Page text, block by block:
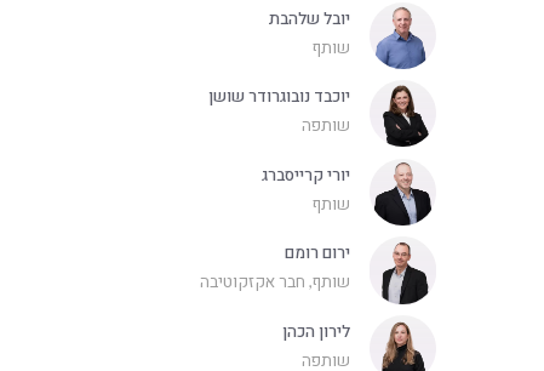
יובל שלהבת
שותף
יוכבד נובוגרודר שושן
שותפה
יורי קרייסברג
שותף
ירום רומם
שותף, חבר אקזקוטיבה
לירון הכהן
שותפה